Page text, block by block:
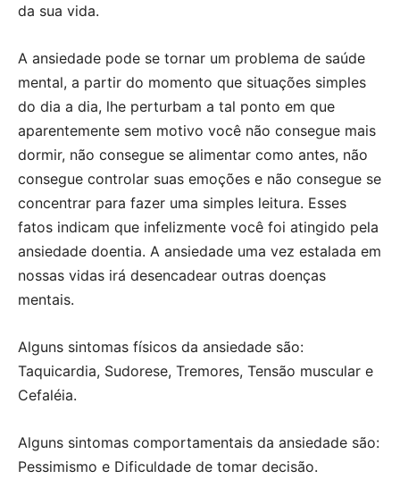
da sua vida.
A ansiedade pode se tornar um problema de saúde
mental, a partir do momento que situações simples
do dia a dia, lhe perturbam a tal ponto em que
aparentemente sem motivo você não consegue mais
dormir, não consegue se alimentar como antes, não
consegue controlar suas emoções e não consegue se
concentrar para fazer uma simples leitura. Esses
fatos indicam que infelizmente você foi atingido pela
ansiedade doentia. A ansiedade uma vez estalada em
nossas vidas irá desencadear outras doenças
mentais.
Alguns sintomas físicos da ansiedade são:
Taquicardia, Sudorese, Tremores, Tensão muscular e
Cefaléia.
Alguns sintomas comportamentais da ansiedade são:
Pessimismo e Dificuldade de tomar decisão.